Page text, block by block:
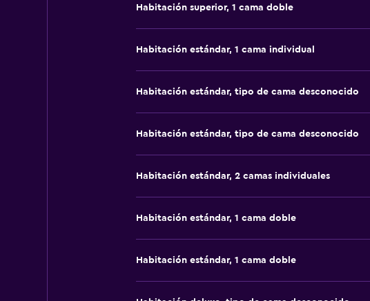
Habitación superior, 1 cama doble
Habitación estándar, 1 cama individual
Habitación estándar, tipo de cama desconocido
Habitación estándar, tipo de cama desconocido
Habitación estándar, 2 camas individuales
Habitación estándar, 1 cama doble
Habitación estándar, 1 cama doble